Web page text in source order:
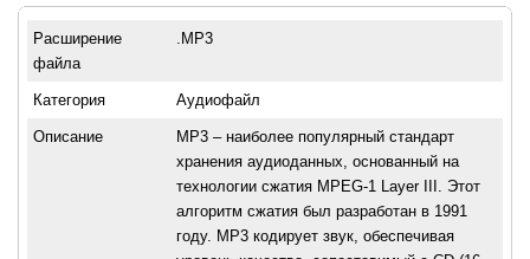
Расширение
файла
.MP3
Категория Аудиофайл
Описание
МР3 – наиболее популярный стандарт
хранения аудиоданных, основанный на
технологии сжатия MPEG-1 Layer III. Этот
алгоритм сжатия был разработан в 1991
году. МР3 кодирует звук, обеспечивая